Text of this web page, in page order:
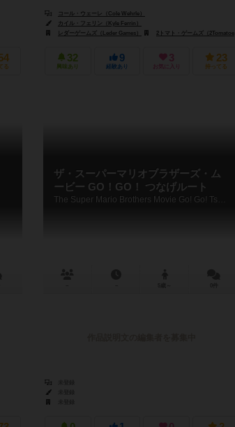
る
コール・ウェーレ（Cole Wehrle）
カイル・フェリン（Kyle Ferrin）
レダーゲームズ（Leder Games）
2トマト・ゲームズ（2Tomatoes Games）
32
興味あり
9
経験あり
3
お気に入り
23
持ってる
ザ・スーパーマリオブラザーズ・ム
ービー GO！GO！ つなげルート
The Super Mario Brothers Movie Go! Go! Tsunage Route